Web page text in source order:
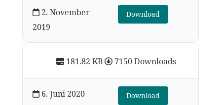
181.82 KB 7150 Downloads
6. Juni 2020 Download
2. November
2019
Download